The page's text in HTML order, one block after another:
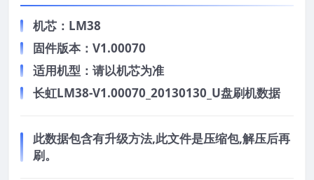
机芯：LM38
固件版本：V1.00070
适用机型：请以机芯为准
长虹LM38-V1.00070_20130130_U盘刷机数据
此数据包含有升级方法,此文件是压缩包,解压后再
刷。